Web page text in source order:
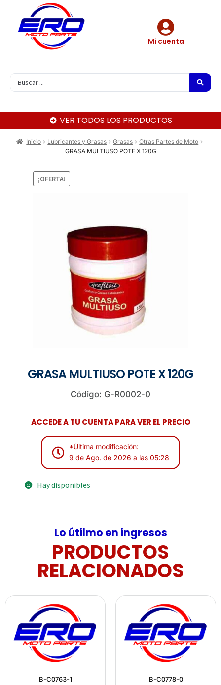
Mi cuenta
VER TODOS LOS PRODUCTOS
Inicio Lubricantes y Grasas Grasas
Otras Partes de Moto
GRASA MULTIUSO POTE X 120G
¡OFERTA!
GRASA MULTIUSO POTE X 120G
Código: G-R0002-0
ACCEDE A TU CUENTA PARA VER EL PRECIO
*Última modificación:
9 de Ago. de 2026 a las 05:28
Hay disponibles
Lo útilmo en ingresos
PRODUCTOS
RELACIONADOS
B-C0763-1 B-C0778-0